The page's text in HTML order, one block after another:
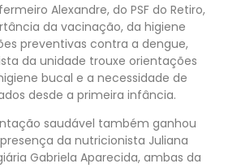
Alexandre, do PSF do Retiro,
da vacinação, da higiene
preventivas contra a dengue,
da unidade trouxe orientações
bucal e a necessidade de
desde a primeira infância.
saudável também ganhou
da nutricionista Juliana
Gabriela Aparecida, ambas da